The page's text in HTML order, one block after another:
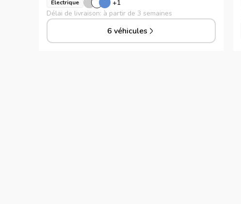
Électrique +1
Délai de livraison: à partir de 3 semaines
6 véhicules